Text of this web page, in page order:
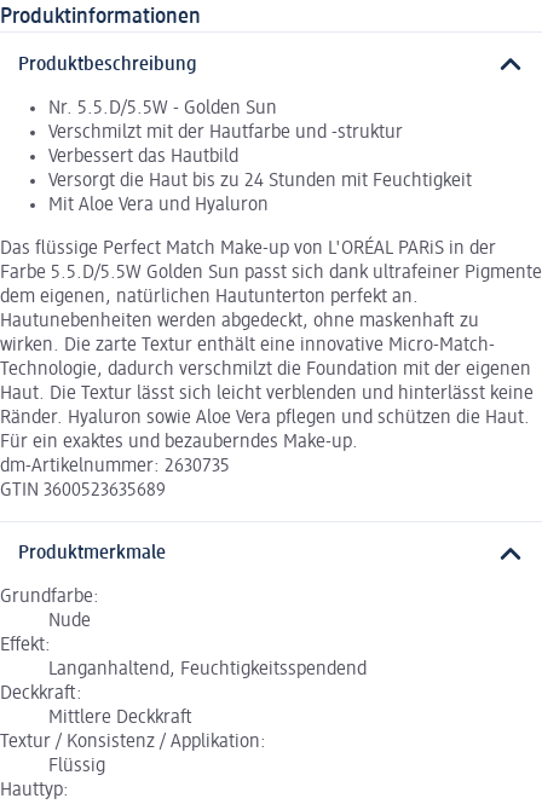
Produktinformationen
Produktbeschreibung
Nr. 5.5.D/5.5W - Golden Sun
Verschmilzt mit der Hautfarbe und -struktur
Verbessert das Hautbild
Versorgt die Haut bis zu 24 Stunden mit Feuchtigkeit
Mit Aloe Vera und Hyaluron
Das flüssige Perfect Match Make-up von L'ORÉAL PARiS in der
Farbe 5.5.D/5.5W Golden Sun passt sich dank ultrafeiner Pigmente
dem eigenen, natürlichen Hautunterton perfekt an.
Hautunebenheiten werden abgedeckt, ohne maskenhaft zu
wirken. Die zarte Textur enthält eine innovative Micro-Match-
Technologie, dadurch verschmilzt die Foundation mit der eigenen
Haut. Die Textur lässt sich leicht verblenden und hinterlässt keine
Ränder. Hyaluron sowie Aloe Vera pflegen und schützen die Haut.
Für ein exaktes und bezauberndes Make-up.
dm-Artikelnummer: 2630735
GTIN 3600523635689
Produktmerkmale
Grundfarbe:
Nude
Effekt:
Langanhaltend, Feuchtigkeitsspendend
Deckkraft:
Mittlere Deckkraft
Textur / Konsistenz / Applikation:
Flüssig
Hauttyp: